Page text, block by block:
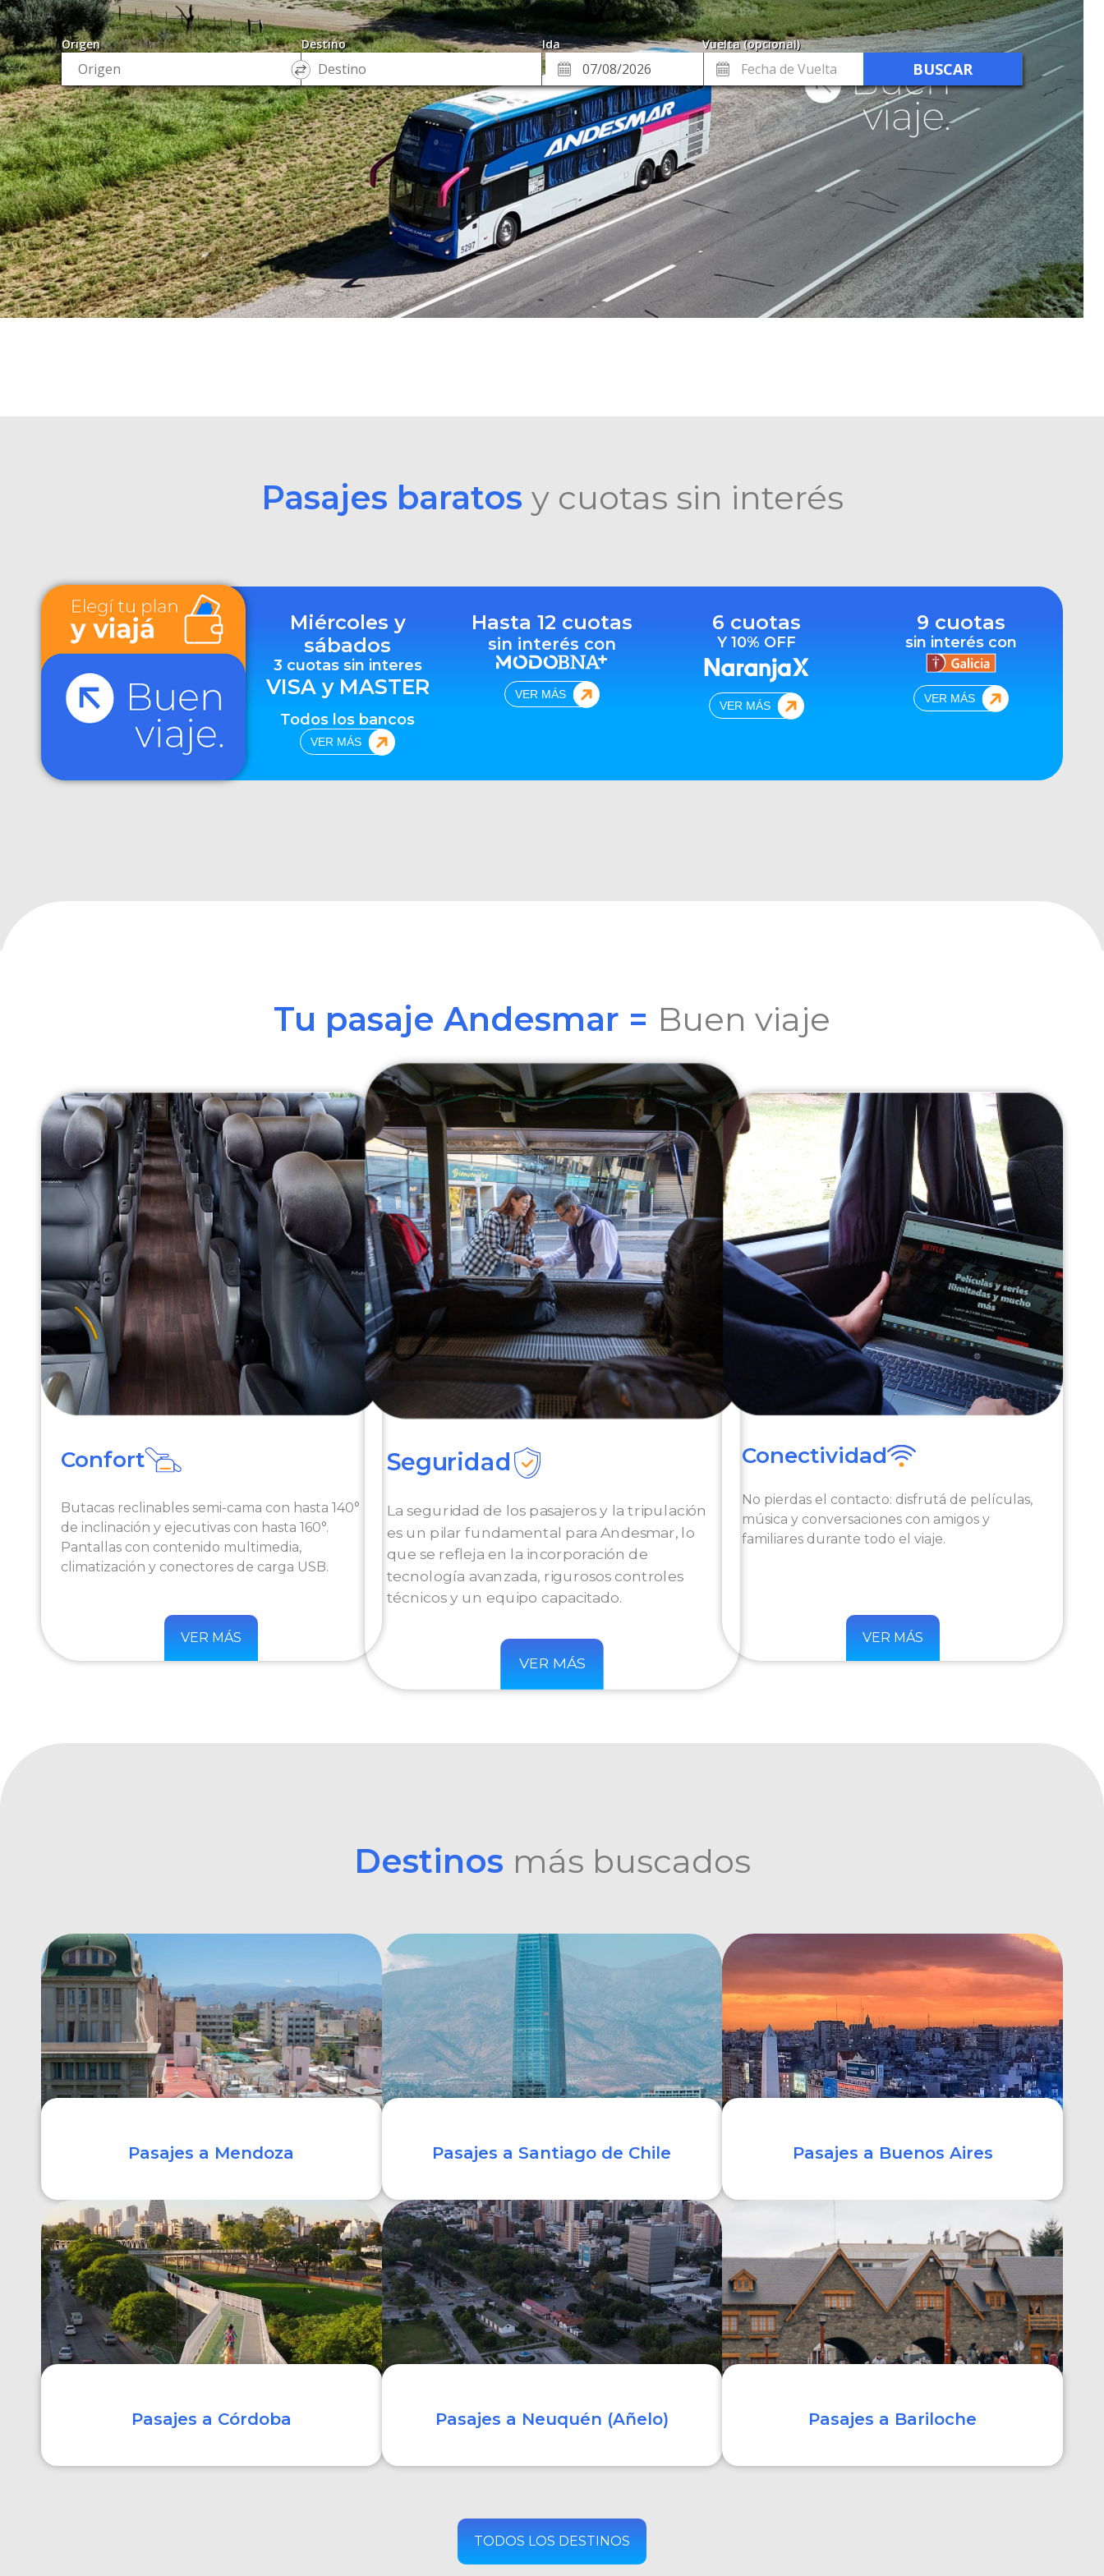
Pasajes baratos y cuotas sin interés
Miércoles y
sábados
3 cuotas sin interes
VISA y MASTER
Todos los bancos
VER MÁS
Hasta 12 cuotas
sin interés con
VER MÁS
6 cuotas
Y 10% OFF
VER MÁS
9 cuotas
sin interés con
VER MÁS
Tu pasaje Andesmar = Buen viaje
Confort
Butacas reclinables semi-cama con hasta 140°
de inclinación y ejecutivas con hasta 160°.
Pantallas con contenido multimedia,
climatización y conectores de carga USB.
VER MÁS
Seguridad
La seguridad de los pasajeros y la tripulación
es un pilar fundamental para Andesmar, lo
que se refleja en la incorporación de
tecnología avanzada, rigurosos controles
técnicos y un equipo capacitado.
VER MÁS
Conectividad
No pierdas el contacto: disfrutá de películas,
música y conversaciones con amigos y
familiares durante todo el viaje.
VER MÁS
Destinos más buscados
Pasajes a Mendoza
COMPRAR
Pasajes a Santiago de Chile
COMPRAR
Pasajes a Buenos Aires
Pasajes a Córdoba Pasajes a Neuquén (Añelo) Pasajes a Bariloche
TODOS LOS DESTINOS